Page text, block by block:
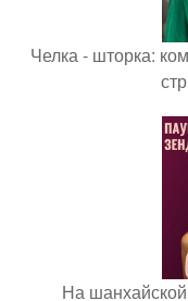
Челка - шторка:
На